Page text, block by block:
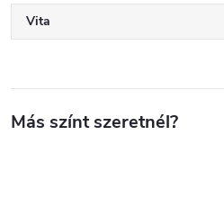
Vita